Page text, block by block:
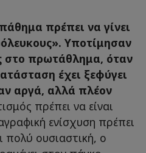
πρέπει να γίνει
Υποτίμησαν
στο πρωτάθλημα, όταν
έχει ξεφύγει
αργά, αλλά πλέον
πρέπει να είναι
ενίσχυση πρέπει
πολύ ουσιαστική, ο